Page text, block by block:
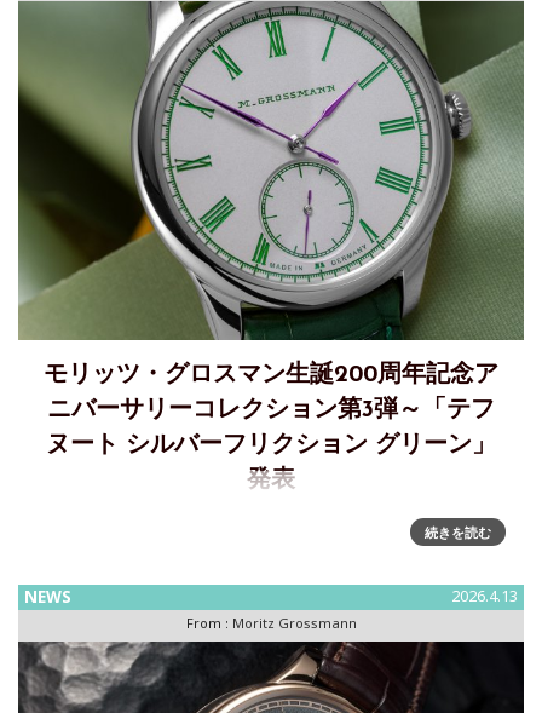
モリッツ・グロスマン生誕200周年記念ア
ニバーサリーコレクション第3弾～「テフ
ヌート シルバーフリクション グリーン」
発表
モリッツ・グロスマン生誕200周年を記念するアニバーサリー
コレクション第3弾～「テフヌート シルバーフリクション グ
して、ホワイトゴールドケースに加え、ブランド初となるイ
エロ
続きを読む
NEWS 2026.4.13
From : Moritz Grossmann